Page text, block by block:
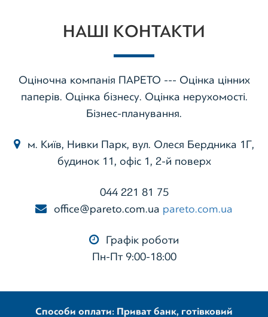
НАШІ КОНТАКТИ
Оціночна компанія ПАРЕТО --- Оцінка цінних
паперів. Оцінка бізнесу. Оцінка нерухомості.
Бізнес-планування.
м. Київ, Нивки Парк, вул. Олеся Бердника 1Г,
будинок 11, офіс 1, 2-й поверх
044 221 81 75
office@pareto.com.ua pareto.com.ua
Графік роботи
Пн-Пт 9:00-18:00
Способи оплати: Приват банк, готівковий